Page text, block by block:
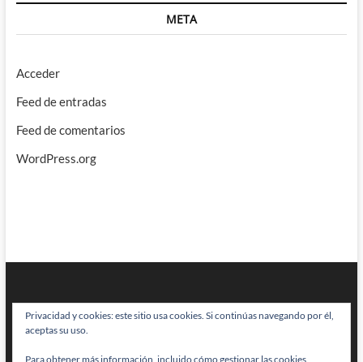
META
Acceder
Feed de entradas
Feed de comentarios
WordPress.org
Privacidad y cookies: este sitio usa cookies. Si continúas navegando por él,
aceptas su uso.
Para obtener más información, incluido cómo gestionar las cookies,